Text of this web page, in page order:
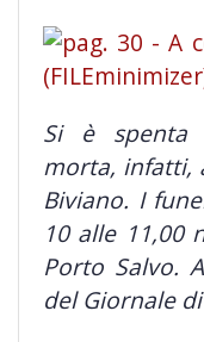
Si è spenta
morta, infatti,
Biviano. I
10 alle 11,00
Porto Salvo.
del Giornale